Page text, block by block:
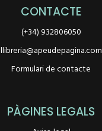
CONTACTE
(+34) 932806050
llibreria@apeudepagina.com
Formulari de contacte
PÀGINES LEGALS